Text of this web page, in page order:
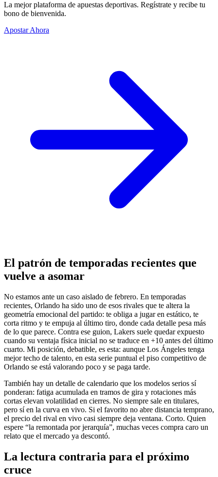
La mejor plataforma de apuestas deportivas. Regístrate y recibe tu
bono de bienvenida.
Apostar Ahora
El patrón de temporadas recientes que
vuelve a asomar
No estamos ante un caso aislado de febrero. En temporadas
recientes, Orlando ha sido uno de esos rivales que te altera la
geometría emocional del partido: te obliga a jugar en estático, te
corta ritmo y te empuja al último tiro, donde cada detalle pesa más
de lo que parece. Contra ese guion, Lakers suele quedar expuesto
cuando su ventaja física inicial no se traduce en +10 antes del último
cuarto. Mi posición, debatible, es esta: aunque Los Ángeles tenga
mejor techo de talento, en esta serie puntual el piso competitivo de
Orlando se está valorando poco y se paga tarde.
También hay un detalle de calendario que los modelos serios sí
ponderan: fatiga acumulada en tramos de gira y rotaciones más
cortas elevan volatilidad en cierres. No siempre sale en titulares,
pero sí en la curva en vivo. Si el favorito no abre distancia temprano,
el precio del rival en vivo casi siempre deja ventana. Corto. Quien
espere “la remontada por jerarquía”, muchas veces compra caro un
relato que el mercado ya descontó.
La lectura contraria para el próximo
cruce